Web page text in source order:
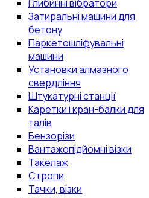
Глибинні вібратори
Затиральні машини для
бетону
Паркетошліфувальні
машини
Установки алмазного
свердління
Штукатурні станції
Каретки і кран-балки для
талів
Бензорізи
Вантажопідйомні візки
Такелаж
Стропи
Тачки, візки